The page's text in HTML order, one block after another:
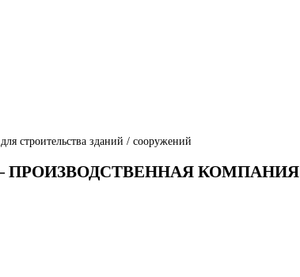
строительства зданий / сооружений
— ПРОИЗВОДСТВЕННАЯ КОМПАНИЯ